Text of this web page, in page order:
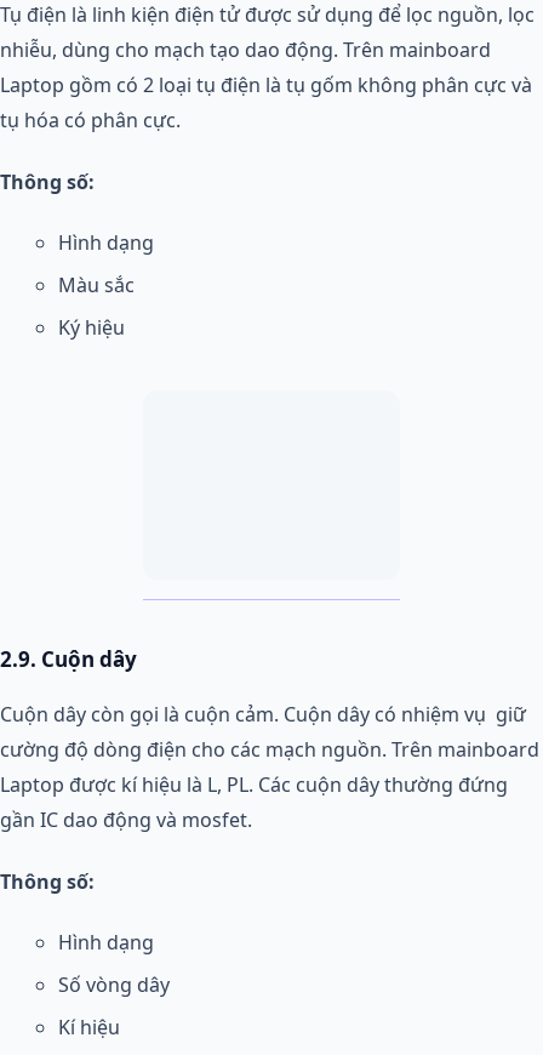
Tụ điện là linh kiện điện tử được sử dụng để lọc nguồn, lọc
nhiễu, dùng cho mạch tạo dao động. Trên mainboard
Laptop gồm có 2 loại tụ điện là tụ gốm không phân cực và
tụ hóa có phân cực.
Thông số:
Hình dạng
Màu sắc
Ký hiệu
2.9. Cuộn dây
Cuộn dây còn gọi là cuộn cảm. Cuộn dây có nhiệm vụ giữ
cường độ dòng điện cho các mạch nguồn. Trên mainboard
Laptop được kí hiệu là L, PL. Các cuộn dây thường đứng
gần IC dao động và mosfet.
Thông số:
Hình dạng
Số vòng dây
Kí hiệu